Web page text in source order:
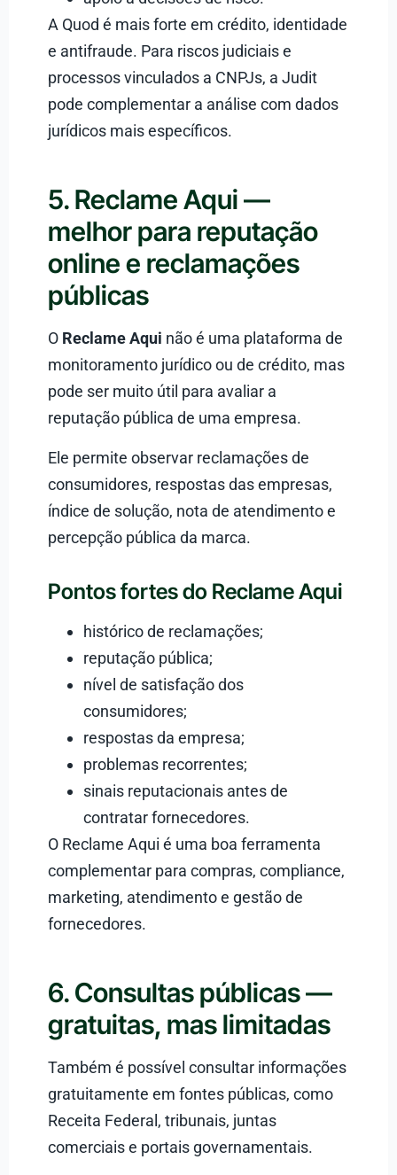
A Quod é mais forte em crédito, identidade
e antifraude. Para riscos judiciais e
processos vinculados a CNPJs, a Judit
pode complementar a análise com dados
jurídicos mais específicos.
5. Reclame Aqui —
melhor para reputação
online e reclamações
públicas
O Reclame Aqui não é uma plataforma de
monitoramento jurídico ou de crédito, mas
pode ser muito útil para avaliar a
reputação pública de uma empresa.
Ele permite observar reclamações de
consumidores, respostas das empresas,
índice de solução, nota de atendimento e
percepção pública da marca.
Pontos fortes do Reclame Aqui
histórico de reclamações;
reputação pública;
nível de satisfação dos
consumidores;
respostas da empresa;
problemas recorrentes;
sinais reputacionais antes de
contratar fornecedores.
O Reclame Aqui é uma boa ferramenta
complementar para compras, compliance,
marketing, atendimento e gestão de
fornecedores.
6. Consultas públicas —
gratuitas, mas limitadas
Também é possível consultar informações
gratuitamente em fontes públicas, como
Receita Federal, tribunais, juntas
comerciais e portais governamentais.